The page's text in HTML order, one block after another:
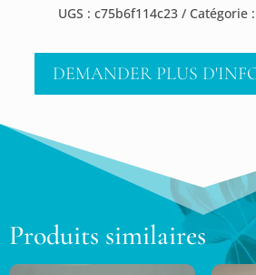
UGS : c75b6f114c23 Catégorie :
DEMANDER PLUS
Produits similaires